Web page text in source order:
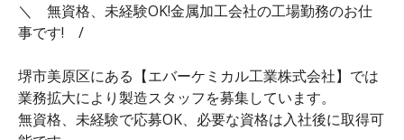
＼ 無資格、未経験OK!金属加工会社の工場勤務のお仕
事です! /
堺市美原区にある【エバーケミカル工業株式会社】では
業務拡大により製造スタッフを募集しています。
無資格、未経験で応募OK、必要な資格は入社後に取得可